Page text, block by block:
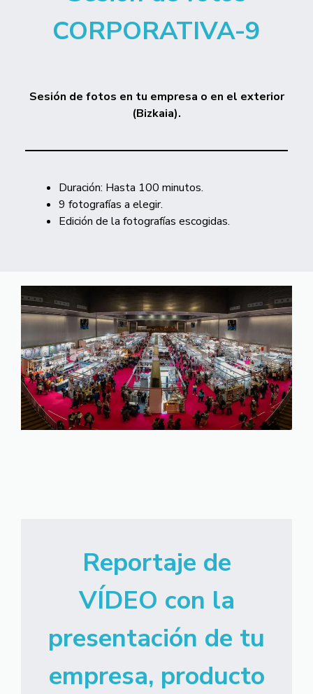
CORPORATIVA-9
Sesión de fotos en tu empresa o en el exterior
(Bizkaia).
Duración: Hasta 100 minutos.
9 fotografías a elegir.
Edición de la fotografías escogidas.
Reportaje de
VÍDEO con la
presentación de tu
empresa, producto